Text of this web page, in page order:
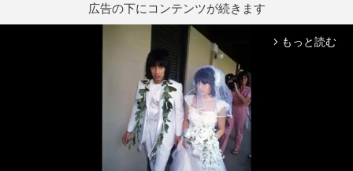
広告の下にコンテンツが続きます
arrow_forward_ios もっと読む